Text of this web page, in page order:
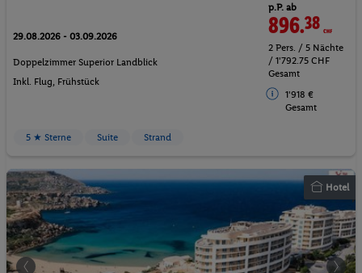
29.08.2026 - 03.09.2026
Doppelzimmer Superior Landblick
Inkl. Flug, Frühstück
p.P. ab
896.38CHF
2 Pers. / 5 Nächte
/ 1'792.75 CHF
Gesamt
1'918 €
Gesamt
5 ★ Sterne Suite Strand
Hotel